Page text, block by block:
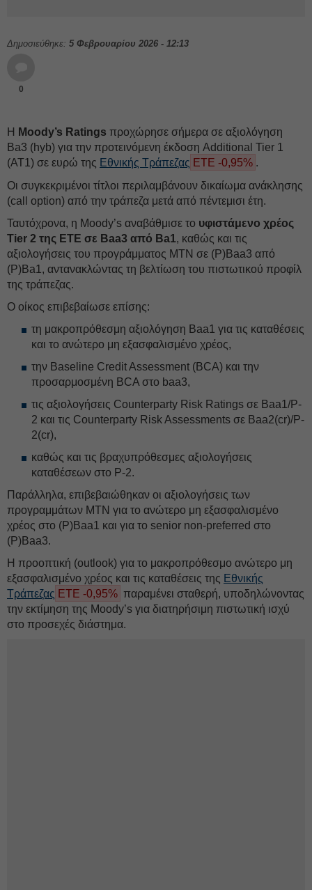
Δημοσιεύθηκε: 5 Φεβρουαρίου 2026 - 12:13
0
Η Moody’s Ratings προχώρησε σήμερα σε αξιολόγηση
Ba3 (hyb) για την προτεινόμενη έκδοση Additional Tier 1
(AT1) σε ευρώ της Εθνικής Τράπεζας ΕΤΕ -0,95% .
Οι συγκεκριμένοι τίτλοι περιλαμβάνουν δικαίωμα ανάκλησης
(call option) από την τράπεζα μετά από πέντεμισι έτη.
Ταυτόχρονα, η Moody’s αναβάθμισε το υφιστάμενο χρέος
Tier 2 της ΕΤΕ σε Baa3 από Ba1, καθώς και τις
αξιολογήσεις του προγράμματος MTN σε (P)Baa3 από
(P)Ba1, αντανακλώντας τη βελτίωση του πιστωτικού προφίλ
της τράπεζας.
Ο οίκος επιβεβαίωσε επίσης:
τη μακροπρόθεσμη αξιολόγηση Baa1 για τις καταθέσεις
και το ανώτερο μη εξασφαλισμένο χρέος,
την Baseline Credit Assessment (BCA) και την
προσαρμοσμένη BCA στο baa3,
τις αξιολογήσεις Counterparty Risk Ratings σε Baa1/P-
2 και τις Counterparty Risk Assessments σε Baa2(cr)/P-
2(cr),
καθώς και τις βραχυπρόθεσμες αξιολογήσεις
καταθέσεων στο P-2.
Παράλληλα, επιβεβαιώθηκαν οι αξιολογήσεις των
προγραμμάτων MTN για το ανώτερο μη εξασφαλισμένο
χρέος στο (P)Baa1 και για το senior non-preferred στο
(P)Baa3.
Η προοπτική (outlook) για το μακροπρόθεσμο ανώτερο μη
εξασφαλισμένο χρέος και τις καταθέσεις της Εθνικής
Τράπεζας ΕΤΕ -0,95% παραμένει σταθερή, υποδηλώνοντας
την εκτίμηση της Moody’s για διατηρήσιμη πιστωτική ισχύ
στο προσεχές διάστημα.